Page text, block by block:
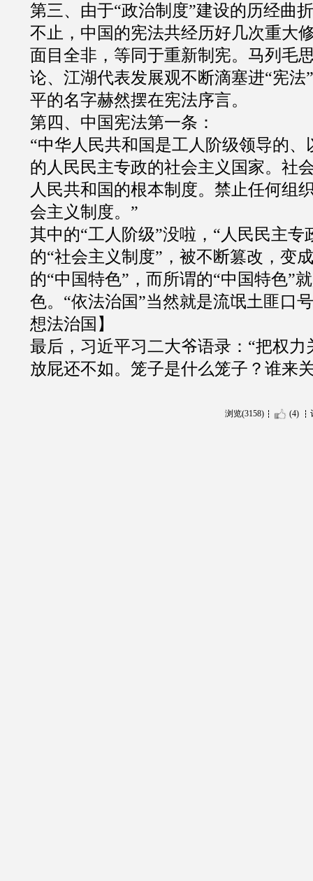
第三、由于“政治制度”建设的历经曲
不止，中国的宪法共经历好几次重大
面目全非，等同于重新制宪。马列毛
论、江湖代表发展观不断滴塞进“宪法”
平的名字赫然摆在宪法序言。
第四、中国宪法第一条：
“中华人民共和国是工人阶级领导的、
的人民民主专政的社会主义国家。社
人民共和国的根本制度。禁止任何组
会主义制度。 ”
其中的“工人阶级”没啦， “ 人民民主专
的“社会主义制度” ，被不断篡改，变
的“中国特色” ，而所谓的“中国特色”
色。 “依法治国”当然就是流氓土匪口
想法治国】
最后，习近平习二大爷语录： “把权力
放屁还不如。笼子是什么笼子？谁来
浏览(3158) (4)